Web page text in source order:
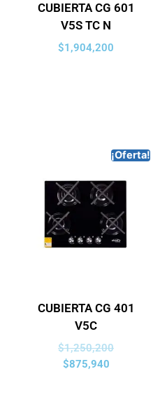
CUBIERTA CG 601
V5S TC N
$1,904,200
¡Oferta!
CUBIERTA CG 401
V5C
$1,250,200
$875,940